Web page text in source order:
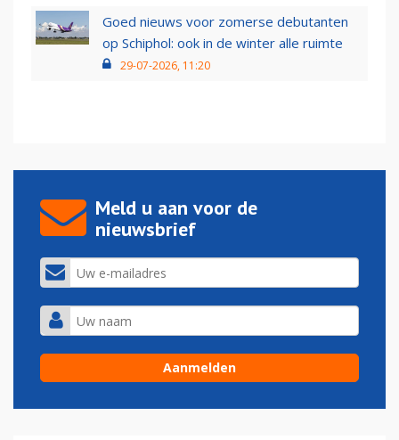
Goed nieuws voor zomerse debutanten
op Schiphol: ook in de winter alle ruimte
29-07-2026, 11:20
Meld u aan voor de
nieuwsbrief